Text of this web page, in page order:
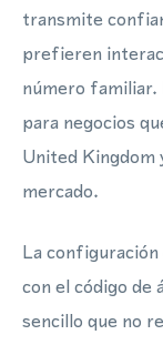
transmite
prefieren
número
para negocios
United Kingdom
mercado.
La
con el código de
sencillo que no